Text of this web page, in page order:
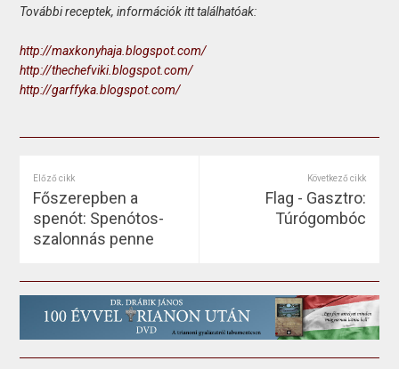
További receptek, információk itt találhatóak:
http://maxkonyhaja.blogspot.com/
http://thechefviki.blogspot.com/
http://garffyka.blogspot.com/
Előző cikk
Főszerepben a
spenót: Spenótos-
szalonnás penne
Következő cikk
Flag - Gasztro:
Túrógombóc